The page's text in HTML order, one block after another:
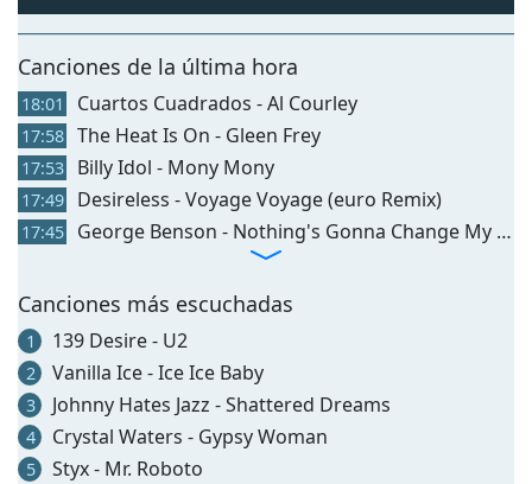
Сanciones de la última hora
18:01 Cuartos Cuadrados - Al Courley
17:58 The Heat Is On - Gleen Frey
17:53 Billy Idol - Mony Mony
17:49 Desireless - Voyage Voyage (euro Remix)
17:45 George Benson - Nothing's Gonna Change My Love For You
Canciones más escuchadas
1 139 Desire - U2
2 Vanilla Ice - Ice Ice Baby
3 Johnny Hates Jazz - Shattered Dreams
4 Crystal Waters - Gypsy Woman
5 Styx - Mr. Roboto